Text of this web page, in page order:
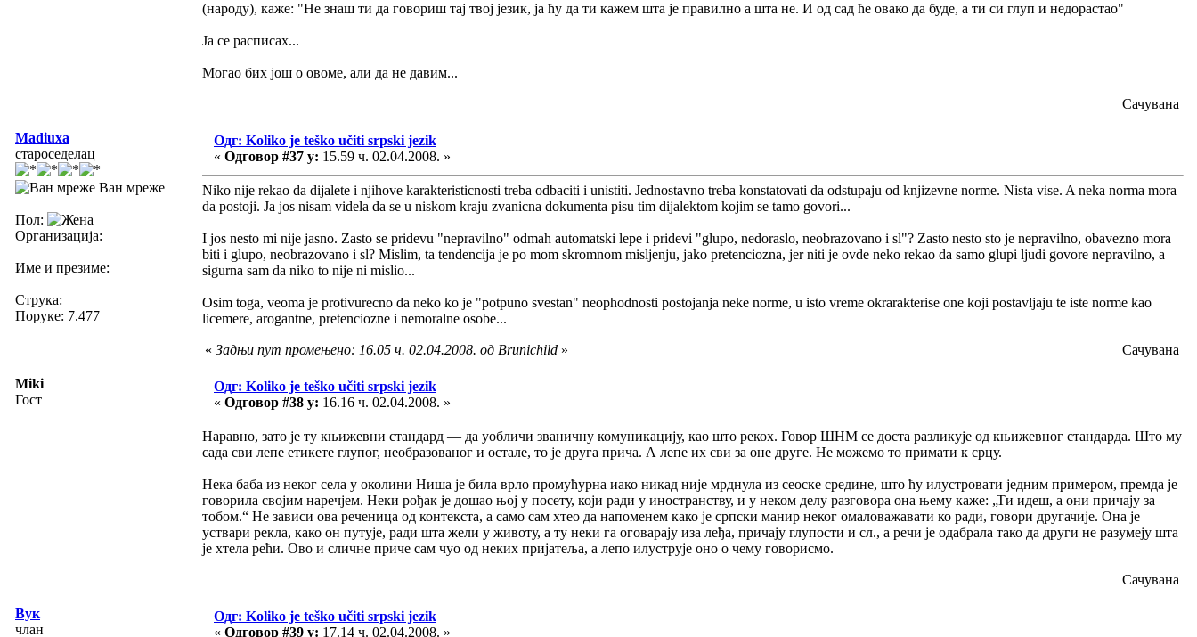
(народу), каже: "Не знаш ти да говориш тај твој језик, ја ћу да ти кажем шта је правилно а шта не. И од сад ће овако да буде, а ти си глуп и недорастао"
Ја се расписах...
Могао бих још о овоме, али да не давим...
Сачувана
Madiuxa
староседелац
Ван мреже
Пол:
Организација:
Име и презиме:
Струка:
Поруке: 7.477
Одг: Koliko je teško učiti srpski jezik
« Одговор #37 у: 15.59 ч. 02.04.2008. »
Niko nije rekao da dijalete i njihove karakteristicnosti treba odbaciti i unistiti. Jednostavno treba konstatovati da odstupaju od knjizevne norme. Nista vise. A neka norma mora
da postoji. Ja jos nisam videla da se u niskom kraju zvanicna dokumenta pisu tim dijalektom kojim se tamo govori...
I jos nesto mi nije jasno. Zasto se pridevu "nepravilno" odmah automatski lepe i pridevi "glupo, nedoraslo, neobrazovano i sl"? Zasto nesto sto je nepravilno, obavezno mora
biti i glupo, neobrazovano i sl? Mislim, ta tendencija je po mom skromnom misljenju, jako pretenciozna, jer niti je ovde neko rekao da samo glupi ljudi govore nepravilno, a
sigurna sam da niko to nije ni mislio...
Osim toga, veoma je protivurecno da neko ko je "potpuno svestan" neophodnosti postojanja neke norme, u isto vreme okrarakterise one koji postavljaju te iste norme kao
licemere, arogantne, pretenciozne i nemoralne osobe...
« Задњи пут промењено: 16.05 ч. 02.04.2008. од Brunichild » Сачувана
Miki
Гост
Одг: Koliko je teško učiti srpski jezik
« Одговор #38 у: 16.16 ч. 02.04.2008. »
Наравно, зато је ту књижевни стандард — да уобличи званичну комуникацију, као што рекох. Говор ШНМ се доста разликује од књижевног стандарда. Што му
сада сви лепе етикете глупог, необразованог и остале, то је друга прича. А лепе их сви за оне друге. Не можемо то примати к срцу.
Нека баба из неког села у околини Ниша је била врло промућурна иако никад није мрднула из сеоске средине, што ћу илустровати једним примером, премда је
говорила својим наречјем. Неки рођак је дошао њој у посету, који ради у иностранству, и у неком делу разговора она њему каже: „Ти идеш, а они причају за
тобом.“ Не зависи ова реченица од контекста, а само сам хтео да напоменем како је српски манир неког омаловажавати ко ради, говори другачије. Она је
уствари рекла, како он путује, ради шта жели у животу, а ту неки га оговарају иза леђа, причају глупости и сл., а речи је одабрала тако да други не разумеју шта
је хтела рећи. Ово и сличне приче сам чуо од неких пријатеља, а лепо илуструје оно о чему говорисмо.
Сачувана
Вук
члан
Одг: Koliko je teško učiti srpski jezik
« Одговор #39 у: 17.14 ч. 02.04.2008. »